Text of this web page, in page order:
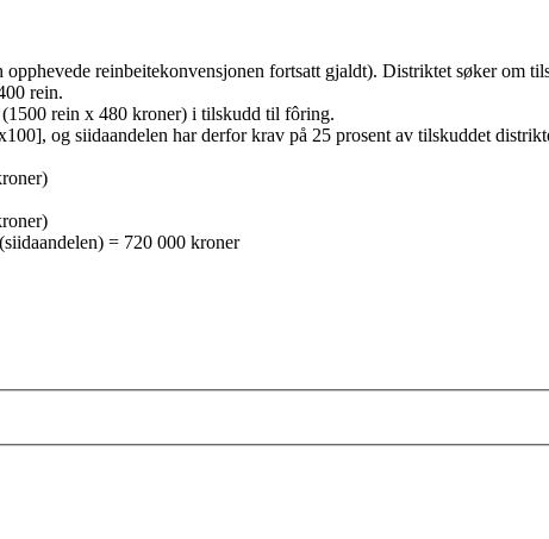
reinbeitekonvensjonen fortsatt gjaldt). Distriktet søker om
rein.
rein x 480 kroner) i tilskudd til fôring.
og siidaandelen har derfor krav på 25 prosent av tilskuddet
= 720 000 kroner